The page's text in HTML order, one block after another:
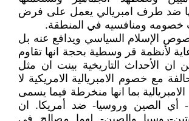
ضد طرف امبريالي يعمل على فرض
ومنافسيه في المنطقة.
الإسلام السياسي ويدافع عنه بل
لأنظمة قر وسطية بحجة انها تقاوم
ان الأحداث التاريخية بينت ان مثل
مع خصوم الامبريالية الامريكية لا
بما انها منخرطة فيما يسمى
- أي الصين وروسيا- ضد أمريكا. ان